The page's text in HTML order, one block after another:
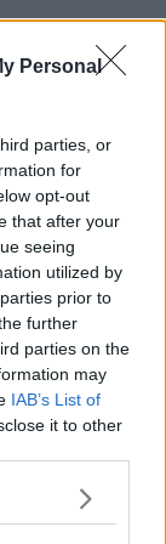
Personal
parties, or
for
opt-out
that after your
seeing
utilized by
prior to
further
parties on the
may
IAB’s List of
it to other
seguendo
possibilità di
voluto. Senza
di passi
i due
aballarebene. Il
il mezzo per
positive per cui
mantiene giovani